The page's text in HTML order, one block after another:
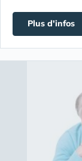
Plus d'infos